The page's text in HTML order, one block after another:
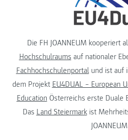
Die FH JOANNEUM kooperiert
Hochschulraums auf nationaler
Fachhochschulenportalund ist auf
dem Projekt EU4DUAL – European
Education Österreichs erste Duale
Das Land Steiermarkist